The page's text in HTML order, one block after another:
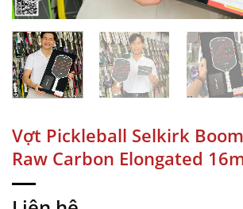
Vợt Pickleball Selkirk
Raw Carbon Elongated